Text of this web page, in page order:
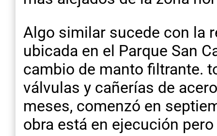
Algo similar sucede con la
ubicada en el Parque San
cambio de manto filtrante.
válvulas y cañerías de
meses, comenzó en
obra está en ejecución